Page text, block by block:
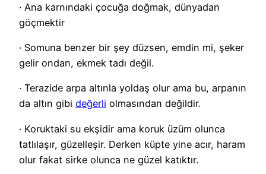
· Ana karnındaki çocuğa doğmak, dünyadan
göçmektir
· Somuna benzer bir şey düzsen, emdin mi, şeker
gelir ondan, ekmek tadı değil.
· Terazide arpa altınla yoldaş olur ama bu, arpanın
da altın gibi değerli olmasından değildir.
· Koruktaki su ekşidir ama koruk üzüm olunca
tatlılaşır, güzelleşir. Derken küpte yine acır, haram
olur fakat sirke olunca ne güzel katıktır.